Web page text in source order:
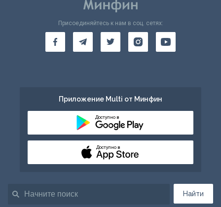
Найти
Присоединяйтесь к нам в соц. сетях:
Приложение Multi от Минфин
Доступно в
Доступно в